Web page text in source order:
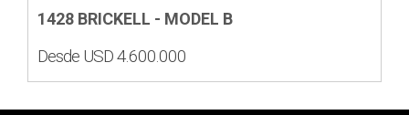
1428 BRICKELL - MODEL B
Desde USD 4.600.000